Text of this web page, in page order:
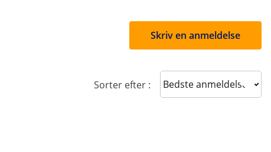
Skriv en anmeldelse
Sorter efter : Sort reviews